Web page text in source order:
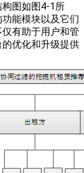
图如图4-1所
能模块以及它们
有助于用户和管
优化和升级提供